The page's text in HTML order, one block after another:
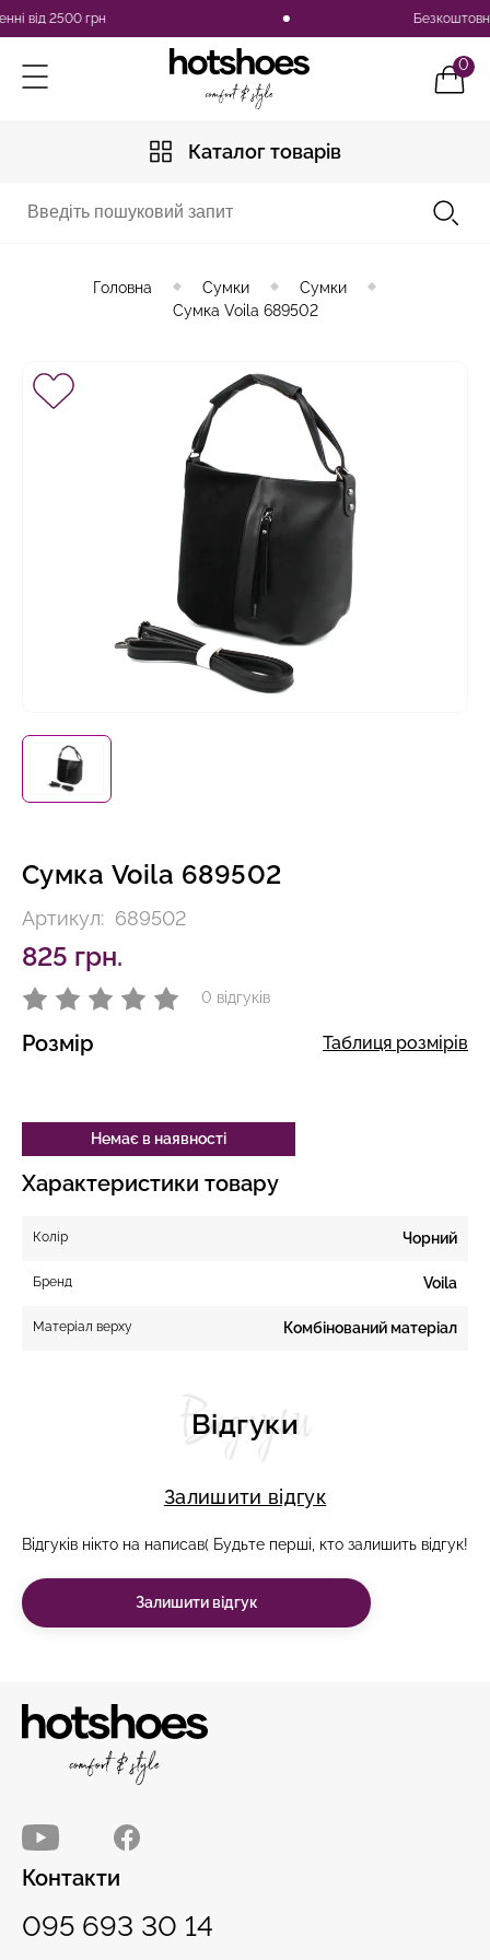
від 2500 грн Безкоштовна
0
Каталог товарів
Головна Сумки
Сумки
Сумка Voila 689502
Сумка Voila 689502
Артикул: 689502
825 грн.
0 відгуків
Розмір Таблиця розмірів
Немає в наявності
Характеристики товару
Колір Чорний
Бренд Voila
Матеріал верху Комбінований матеріал
Відгуки
Відгуки
Залишити відгук
Відгуків нікто на написав( Будьте перші, кто залишить відгук!
Залишити відгук
Контакти
095 693 30 14